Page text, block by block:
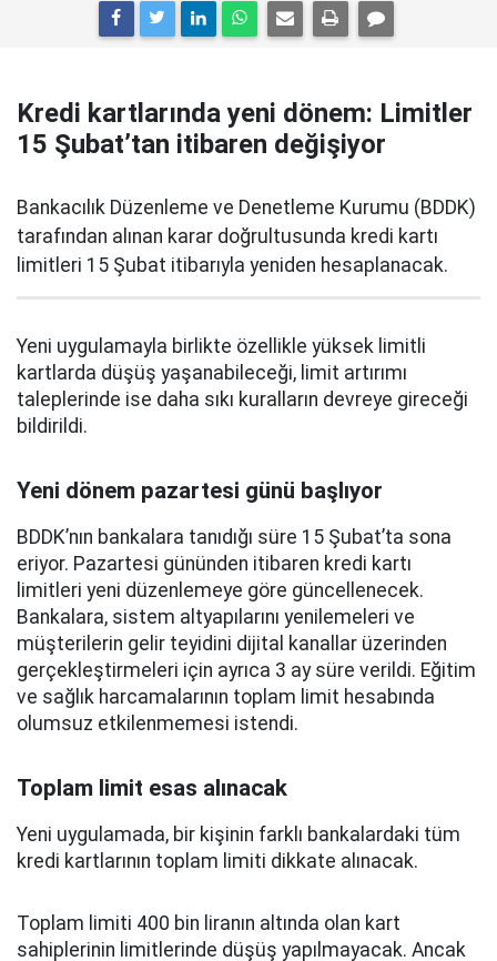
Kredi kartlarında yeni dönem: Limitler
15 Şubat’tan itibaren değişiyor
Bankacılık Düzenleme ve Denetleme Kurumu (BDDK)
tarafından alınan karar doğrultusunda kredi kartı
limitleri 15 Şubat itibarıyla yeniden hesaplanacak.
Yeni uygulamayla birlikte özellikle yüksek limitli
kartlarda düşüş yaşanabileceği, limit artırımı
taleplerinde ise daha sıkı kuralların devreye gireceği
bildirildi.
Yeni dönem pazartesi günü başlıyor
BDDK’nın bankalara tanıdığı süre 15 Şubat’ta sona
eriyor. Pazartesi gününden itibaren kredi kartı
limitleri yeni düzenlemeye göre güncellenecek.
Bankalara, sistem altyapılarını yenilemeleri ve
müşterilerin gelir teyidini dijital kanallar üzerinden
gerçekleştirmeleri için ayrıca 3 ay süre verildi. Eğitim
ve sağlık harcamalarının toplam limit hesabında
olumsuz etkilenmemesi istendi.
Toplam limit esas alınacak
Yeni uygulamada, bir kişinin farklı bankalardaki tüm
kredi kartlarının toplam limiti dikkate alınacak.
Toplam limiti 400 bin liranın altında olan kart
sahiplerinin limitlerinde düşüş yapılmayacak. Ancak